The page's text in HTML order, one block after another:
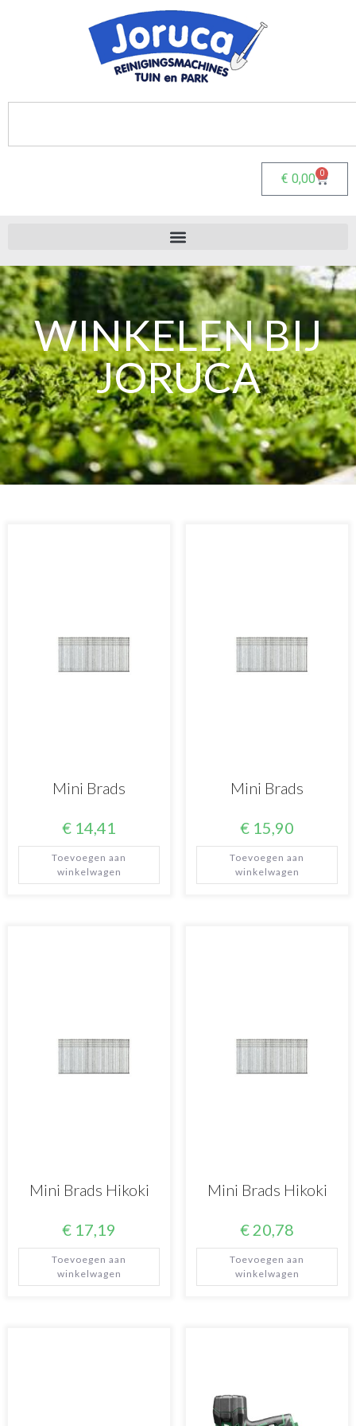
€ 0,00 0
WINKELEN BIJ
JORUCA
Mini Brads
€ 14,41
Toevoegen aan
winkelwagen
Mini Brads
€ 15,90
Toevoegen aan
winkelwagen
Mini Brads Hikoki
€ 17,19
Toevoegen aan
winkelwagen
Mini Brads Hikoki
€ 20,78
Toevoegen aan
winkelwagen